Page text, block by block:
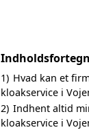
1) Hvad kan et
kloakservice i
2) Indhent altid
kloakservice i